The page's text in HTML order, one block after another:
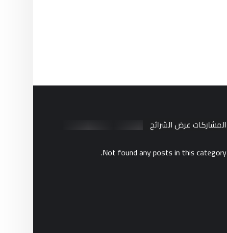
المشاركات عرض الشرائح
Not found any posts in this category.